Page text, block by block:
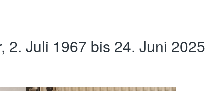
2. Juli 1967 bis 24. Juni 2025